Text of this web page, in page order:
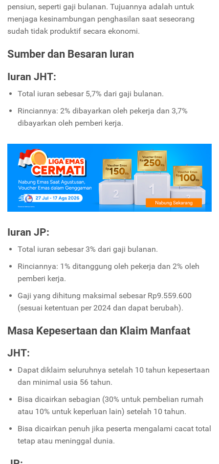
pensiun, seperti gaji bulanan. Tujuannya adalah untuk
menjaga kesinambungan penghasilan saat seseorang
sudah tidak produktif secara ekonomi.
Sumber dan Besaran Iuran
Iuran JHT:
Total iuran sebesar 5,7% dari gaji bulanan.
Rinciannya: 2% dibayarkan oleh pekerja dan 3,7%
dibayarkan oleh pemberi kerja.
Iuran JP:
Total iuran sebesar 3% dari gaji bulanan.
Rinciannya: 1% ditanggung oleh pekerja dan 2% oleh
pemberi kerja.
Gaji yang dihitung maksimal sebesar Rp9.559.600
(sesuai ketentuan per 2024 dan dapat berubah).
Masa Kepesertaan dan Klaim Manfaat
JHT:
Dapat diklaim seluruhnya setelah 10 tahun kepesertaan
dan minimal usia 56 tahun.
Bisa dicairkan sebagian (30% untuk pembelian rumah
atau 10% untuk keperluan lain) setelah 10 tahun.
Bisa dicairkan penuh jika peserta mengalami cacat total
tetap atau meninggal dunia.